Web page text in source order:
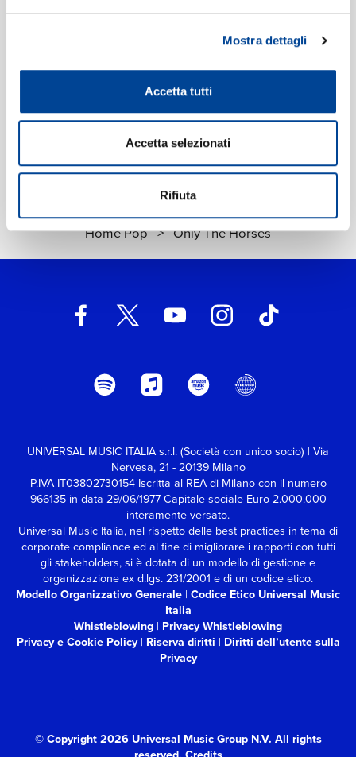
Mostra dettagli
Accetta tutti
Accetta selezionati
Rifiuta
Home Pop > Only The Horses
UNIVERSAL MUSIC ITALIA s.r.l. (Società con unico socio) | Via
Nervesa, 21 - 20139 Milano
P.IVA IT03802730154 Iscritta al REA di Milano con il numero
966135 in data 29/06/1977Capitale sociale Euro 2.000.000
interamente versato.
Universal Music Italia, nel rispetto delle best practices in tema di
corporate compliance ed al fine di migliorare i rapporti con tutti
gli stakeholders,si è dotata di un modello di gestione e
organizzazione ex d.lgs. 231/2001 e di un codice etico.
Modello Organizzativo Generale | Codice Etico Universal Music
Italia
Whistleblowing | Privacy Whistleblowing
Privacy e Cookie Policy| Riserva diritti | Diritti dell’utente sulla
Privacy
© Copyright 2026 Universal Music Group N.V. All rights